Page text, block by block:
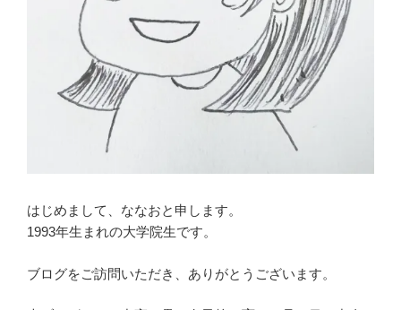
はじめまして、ななおと申します。
1993年生まれの大学院生です。
ブログをご訪問いただき、ありがとうございます。